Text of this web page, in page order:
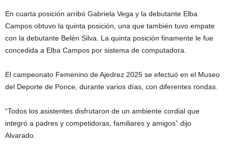
En cuarta posición arribó Gabriela Vega y la debutante Elba
Campos obtuvo la quinta posición, una que también tuvo empate
con la debutante Belén Silva. La quinta posición finamente le fue
concedida a Elba Campos por sistema de computadora.
El campeonato Femenino de Ajedrez 2025 se efectuó en el Museo
del Deporte de Ponce, durante varios días, con diferentes rondas.
“Todos los asistentes disfrutaron de un ambiente cordial que
integró a padres y competidoras, familiares y amigos” dijo
Alvarado.